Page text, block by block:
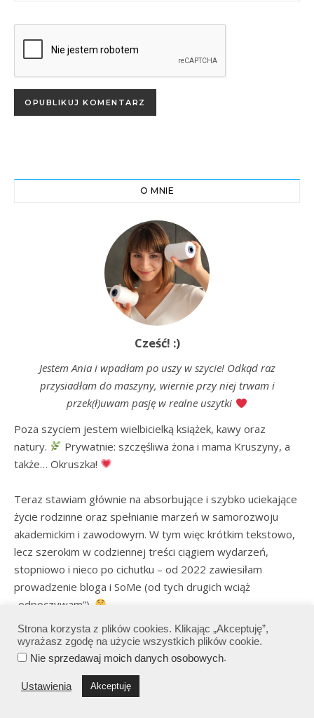
O MNIE
Cześć! :)
Jestem Ania i wpadłam po uszy w szycie! Odkąd raz
przysiadłam do maszyny, wiernie przy niej trwam i
przek(ł)uwam pasję w realne uszytki
Poza szyciem jestem wielbicielką książek, kawy oraz
natury.
Prywatnie: szczęśliwa żona i mama Kruszyny, a
także… Okruszka!
Teraz stawiam głównie na absorbujące i szybko uciekające
życie rodzinne oraz spełnianie marzeń w samorozwoju
akademickim i zawodowym. W tym więc krótkim tekstowo,
lecz szerokim w codziennej treści ciągiem wydarzeń,
stopniowo i nieco po cichutku – od 2022 zawiesiłam
prowadzenie bloga i SoMe (od tych drugich wciąż
„odpoczywam”).
Mam nadzieję, że w moim małym świecie znajdziesz coś
dla siebie, a ja... jeszcze tu wrócę. :)
Do zobaczenia!
Strona korzysta z plików cookies. Klikając „Akceptuję”,
wyrażasz zgodę na użycie wszystkich plików cookie.
Nie sprzedawaj moich danych osobowych.
Ustawienia Akceptuję